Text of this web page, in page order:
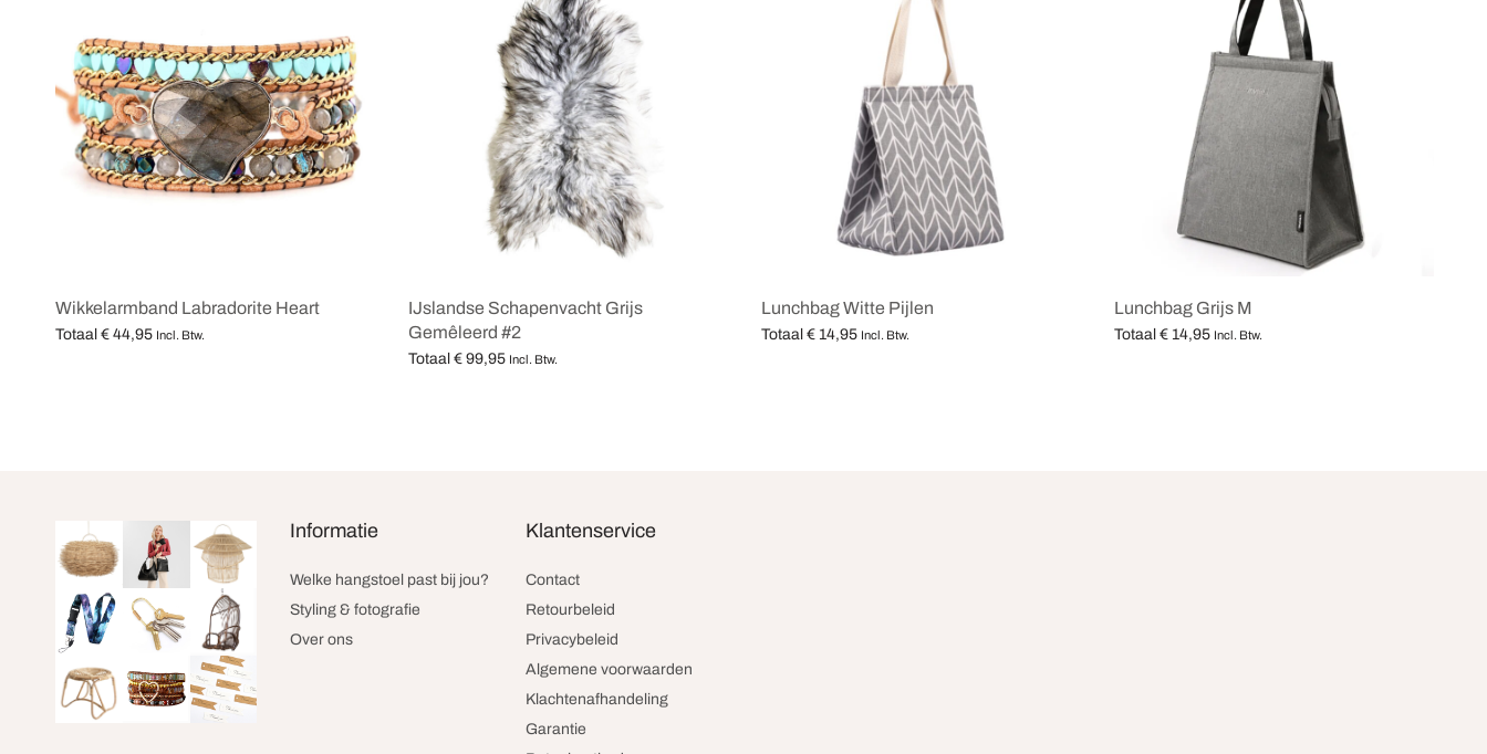
Wikkelarmband Labradorite Heart
Totaal € 44,95 Incl. Btw.
IJslandse Schapenvacht Grijs
Gemêleerd #2
Totaal € 99,95 Incl. Btw.
Lunchbag Witte Pijlen
Totaal € 14,95 Incl. Btw.
Lunchbag Grijs M
Totaal € 14,95 Incl. Btw.
Informatie
Welke hangstoel past bij jou?
Styling & fotografie
Over ons
Klantenservice
Contact
Retourbeleid
Privacybeleid
Algemene voorwaarden
Klachtenafhandeling
Garantie